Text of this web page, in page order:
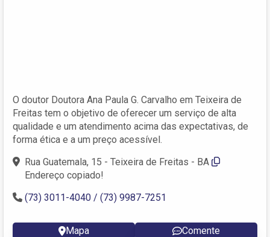
O doutor Doutora Ana Paula G. Carvalho em Teixeira de
Freitas tem o objetivo de oferecer um serviço de alta
qualidade e um atendimento acima das expectativas, de
forma ética e a um preço acessível.
Rua Guatemala, 15 - Teixeira de Freitas - BA
Endereço copiado!
(73) 3011-4040 / (73) 9987-7251
Mapa Comente